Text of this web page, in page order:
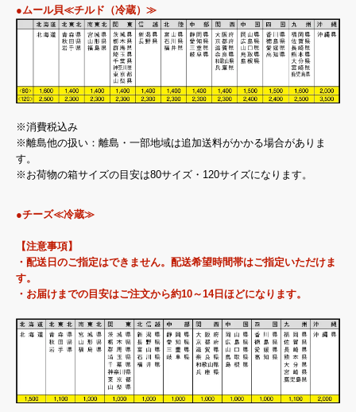
●ムール貝≪チルド（冷蔵）≫
※消費税込み
※離島他の扱い：離島・一部地域は追加送料がかかる場合がありま
す。
※お荷物の箱サイズの目安は80サイズ・120サイズになります。
●チーズ≪冷蔵≫
【注意事項】
・配送日のご指定はできません。配送希望時間帯はご指定いただけま
す。
・お届けまでの目安はご注文から約10～14日ほどになります。